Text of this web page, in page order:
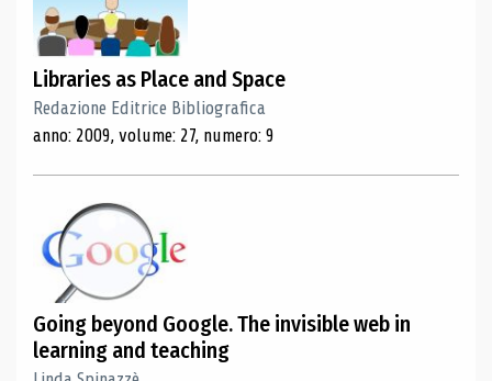
Libraries as Place and Space
Redazione Editrice Bibliografica
anno: 2009, volume: 27, numero: 9
Going beyond Google. The invisible web in
learning and teaching